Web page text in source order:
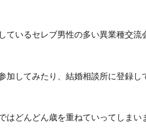
ているセレブ男性の多い異業種交流
加してみたり、結婚相談所に登録し
どんどん歳を重ねていってしまい